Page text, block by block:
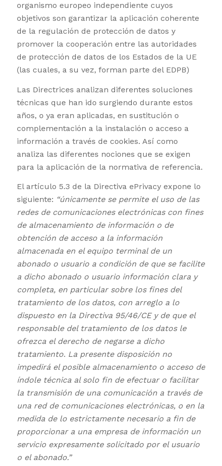
organismo europeo independiente cuyos
objetivos son garantizar la aplicación coherente
de la regulación de protección de datos y
promover la cooperación entre las autoridades
de protección de datos de los Estados de la UE
(las cuales, a su vez, forman parte del EDPB)
Las Directrices analizan diferentes soluciones
técnicas que han ido surgiendo durante estos
años, o ya eran aplicadas, en sustitución o
complementación a la instalación o acceso a
información a través de cookies. Así como
analiza las diferentes nociones que se exigen
para la aplicación de la normativa de referencia.
El artículo 5.3 de la Directiva ePrivacy expone lo
siguiente: “únicamente se permite el uso de las
redes de comunicaciones electrónicas con fines
de almacenamiento de información o de
obtención de acceso a la información
almacenada en el equipo terminal de un
abonado o usuario a condición de que se facilite
a dicho abonado o usuario información clara y
completa, en particular sobre los fines del
tratamiento de los datos, con arreglo a lo
dispuesto en la Directiva 95/46/CE y de que el
responsable del tratamiento de los datos le
ofrezca el derecho de negarse a dicho
tratamiento. La presente disposición no
impedirá el posible almacenamiento o acceso de
índole técnica al solo fin de efectuar o facilitar
la transmisión de una comunicación a través de
una red de comunicaciones electrónicas, o en la
medida de lo estrictamente necesario a fin de
proporcionar a una empresa de información un
servicio expresamente solicitado por el usuario
o el abonado.”